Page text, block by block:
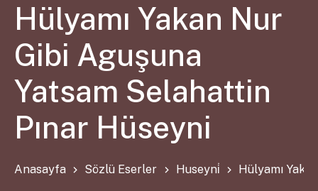
Hülyamı Yakan Nur
Gibi Aguşuna
Yatsam Selahattin
Pınar Hüseyni
Anasayfa Sözlü Eserler Huseyni̇ Hülyamı